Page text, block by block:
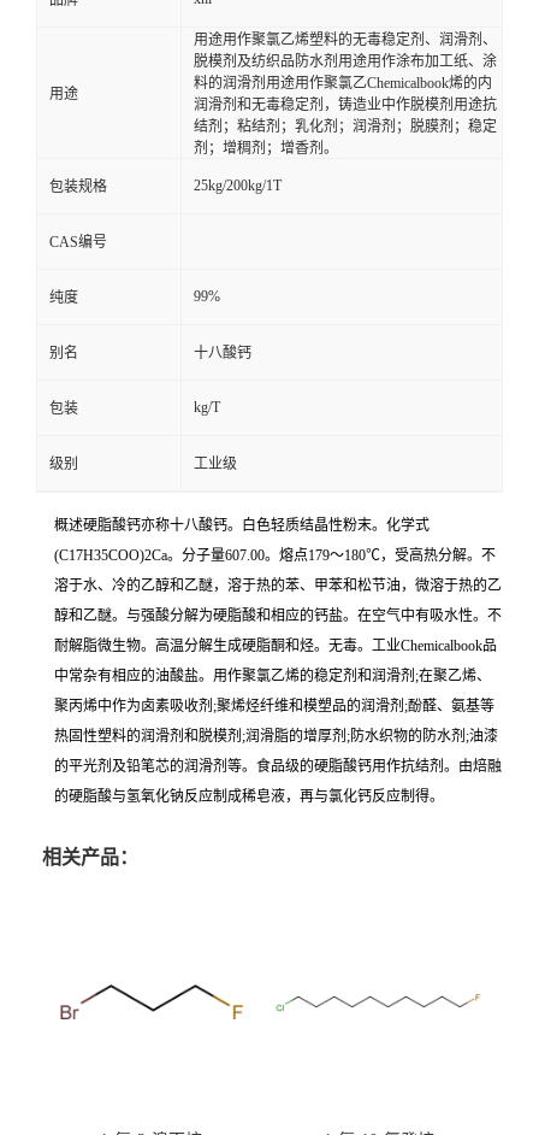
用途
用途用作聚氯乙烯塑料的无毒稳定剂、润滑剂、
脱模剂及纺织品防水剂用途用作涂布加工纸、涂
料的润滑剂用途用作聚氯乙Chemicalbook烯的内
润滑剂和无毒稳定剂，铸造业中作脱模剂用途抗
结剂；粘结剂；乳化剂；润滑剂；脱膜剂；稳定
剂；增稠剂；增香剂。
包装规格 25kg/200kg/1T
CAS编号
纯度 99%
别名 十八酸钙
包装 kg/T
级别 工业级
概述硬脂酸钙亦称十八酸钙。白色轻质结晶性粉末。化学式
(C17H35COO)2Ca。分子量607.00。熔点179～180℃，受高热分解。不
溶于水、冷的乙醇和乙醚，溶于热的苯、甲苯和松节油，微溶于热的乙
醇和乙醚。与强酸分解为硬脂酸和相应的钙盐。在空气中有吸水性。不
耐解脂微生物。高温分解生成硬脂酮和烃。无毒。工业Chemicalbook品
中常杂有相应的油酸盐。用作聚氯乙烯的稳定剂和润滑剂;在聚乙烯、
聚丙烯中作为卤素吸收剂;聚烯烃纤维和模塑品的润滑剂;酚醛、氨基等
热固性塑料的润滑剂和脱模剂;润滑脂的增厚剂;防水织物的防水剂;油漆
的平光剂及铅笔芯的润滑剂等。食品级的硬脂酸钙用作抗结剂。由焙融
的硬脂酸与氢氧化钠反应制成稀皂液，再与氯化钙反应制得。
相关产品：